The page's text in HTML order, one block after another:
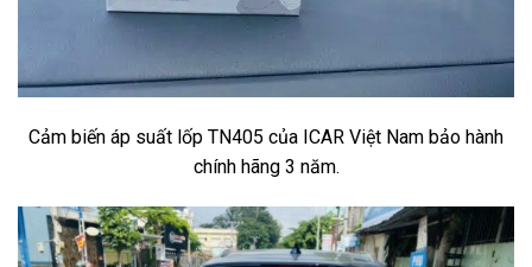
Cảm biến áp suất lốp TN405 của ICAR Việt Nam bảo hành
chính hãng 3 năm.